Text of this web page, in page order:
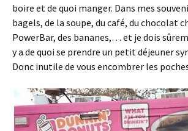
boire et de quoi manger. Dans mes
bagels, de la soupe, du café, du chocolat
PowerBar, des bananes,… et je dois
y a de quoi se prendre un petit déjeuner
Donc inutile de vous encombrer les